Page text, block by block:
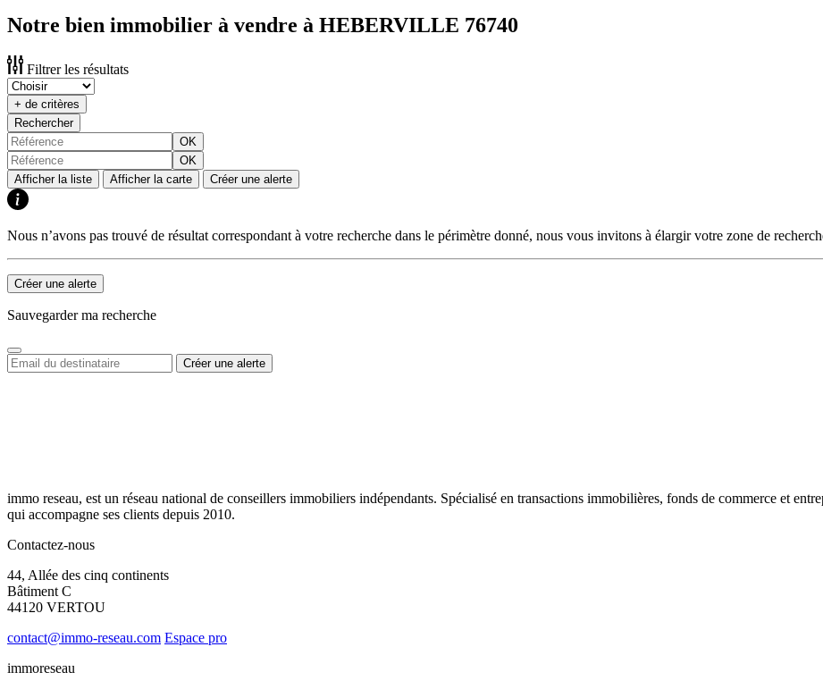
Notre bien immobilier à vendre à HEBERVILLE 76740
Filtrer les résultats
+ de critères
Rechercher
OK
OK
Afficher la liste
Afficher la carte Créer une alerte
Nous n’avons pas trouvé de résultat correspondant à votre recherche dans le périmètre donné, nous vous invitons à élargir votre zone de
Créer une alerte
Sauvegarder ma recherche
immo reseau, est un réseau national de conseillers immobiliers indépendants. Spécialisé en transactions immobilières, fonds de commerce et
qui accompagne ses clients depuis 2010.
Contactez-nous
44, Allée des cinq continents
Bâtiment C
44120 VERTOU
contact@immo-reseau.com Espace pro
immoreseau